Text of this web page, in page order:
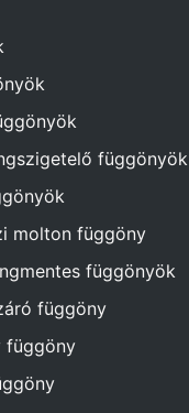
függönyök
molton függöny
függönyök
függöny
függöny